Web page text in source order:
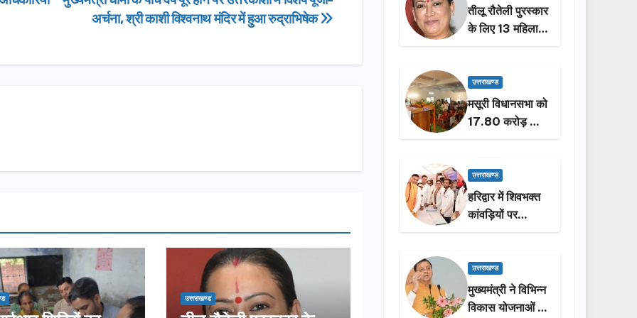
अर्चना, श्री काशी विश्वनाथ मंदिर में हुआ रुद्राभिषेक
उत्तराखण्ड
तीलू रौतेली पुरस्कार
के लिए 13 महिलाओं
का चयन, 35
कार्यकर्तियां भी होंगी
सम्मानित…
उत्तराखण्ड
मसूरी विधानसभा को
17.80 करोड़ की
विकास योजनाओं की
ने किया लोकार्पण-
शिलान्यास.
उत्तराखण्ड
हरिद्वार में शिवभक्त
कांवड़ियों पर
पुष्पवर्षा, मुख्यमंत्री
प्रक्षालन…
उत्तराखण्ड
मुख्यमंत्री ने विभिन्न
विकास योजनाओं के